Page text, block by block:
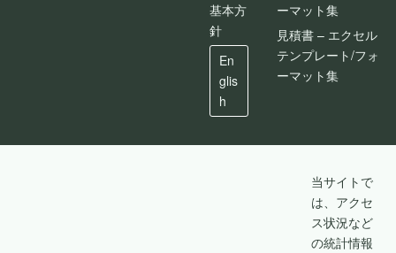
基本方
針
En
glis
h
ーマット集
見積書 – エクセル
テンプレート/フォ
ーマット集
当サイトで
は、アクセ
ス状況など
の統計情報